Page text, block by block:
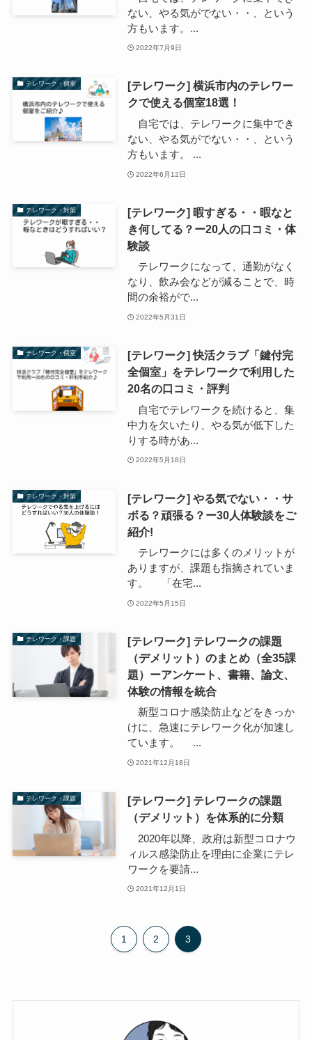
ない、やる気がでない・・、という
方もいます。...
2022年7月9日
テレワーク・個室
[テレワーク] 横浜市内のテレワー
クで使える個室18選！
自宅では、テレワークに集中でき
ない、やる気がでない・・、という
方もいます。 ...
2022年6月12日
テレワーク・対策
[テレワーク] 暇すぎる・・暇なと
き何してる？ー20人の口コミ・体
験談
テレワークになって、通勤がなく
なり、飲み会などが減ることで、時
間の余裕がで...
2022年5月31日
テレワーク・個室
[テレワーク] 快活クラブ「鍵付完
全個室」をテレワークで利用した
20名の口コミ・評判
自宅でテレワークを続けると、集
中力を欠いたり、やる気が低下した
りする時があ...
2022年5月18日
テレワーク・対策
[テレワーク] やる気でない・・サ
ボる？頑張る？ー30人体験談をご
紹介!
テレワークには多くのメリットが
ありますが、課題も指摘されていま
す。 「在宅...
2022年5月15日
テレワーク・課題
[テレワーク] テレワークの課題
（デメリット）のまとめ（全35課
題）ーアンケート、書籍、論文、
体験の情報を統合
新型コロナ感染防止などをきっか
けに、急速にテレワーク化が加速し
ています。 ...
2021年12月18日
テレワーク・課題
[テレワーク] テレワークの課題
（デメリット）を体系的に分類
2020年以降、政府は新型コロナウ
ィルス感染防止を理由に企業にテレ
ワークを要請...
2021年12月1日
1 2 3